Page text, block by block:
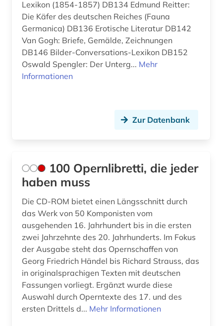
behinderung (1)
ben (1)
berlin (1)
bestand (1)
bibliographie (34)
bibliotheksbestand (1)
bild (1)
bilddatenbank (1)
bildnis (1)
bildpostkarte (1)
Osmanisches Reich (1)
Ostasien (1)
Polen (1)
Rumänien (1)
Schleswig-Holstein (2)
Schweden (12)
Schweiz (16)
Serbien (1)
Spanien (4)
Suedasien (1)
Tschechische Republik (3)
Tuerkei (1)
USA (12)
Lexikon (1854-1857) DB134 Edmund Reitter:
Die Käfer des deutschen Reiches (Fauna
Germanica) DB136 Erotische Literatur DB142
Van Gogh: Briefe, Gemälde, Zeichnungen
DB146 Bilder-Conversations-Lexikon DB152
Oswald Spengler: Der Unterg... Mehr
Informationen
Zur Datenbank
100 Opernlibretti, die jeder
haben muss
Die CD-ROM bietet einen Längsschnitt durch
das Werk von 50 Komponisten vom
ausgehenden 16. Jahrhundert bis in die ersten
zwei Jahrzehnte des 20. Jahrhunderts. Im Fokus
der Ausgabe steht das Opernschaffen von
Georg Friedrich Händel bis Richard Strauss, das
in originalsprachigen Texten mit deutschen
Fassungen vorliegt. Ergänzt wurde diese
Auswahl durch Operntexte des 17. und des
ersten Drittels d... Mehr Informationen